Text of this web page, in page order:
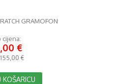
GRAMOFON
cijena:
€
155,00 €
KOŠARICU